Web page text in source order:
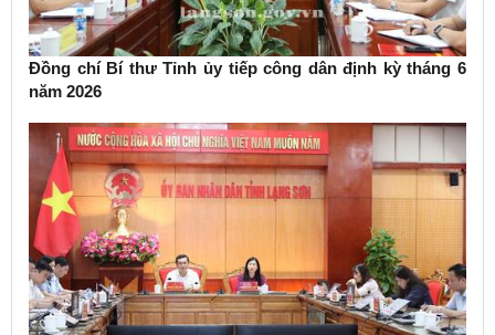
Đồng chí Bí thư Tỉnh ủy tiếp công dân định kỳ tháng 6
năm 2026